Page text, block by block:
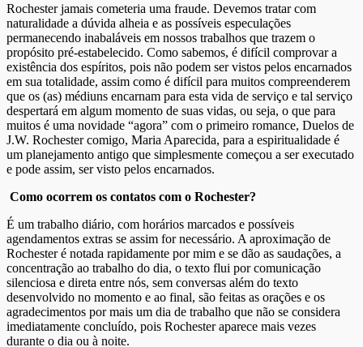
Rochester jamais cometeria uma fraude. Devemos tratar com
naturalidade a dúvida alheia e as possíveis especulações
permanecendo inabaláveis em nossos trabalhos que trazem o
propósito pré-estabelecido. Como sabemos, é difícil comprovar a
existência dos espíritos, pois não podem ser vistos pelos encarnados
em sua totalidade, assim como é difícil para muitos compreenderem
que os (as) médiuns encarnam para esta vida de serviço e tal serviço
despertará em algum momento de suas vidas, ou seja, o que para
muitos é uma novidade “agora” com o primeiro romance, Duelos de
J.W. Rochester comigo, Maria Aparecida, para a espiritualidade é
um planejamento antigo que simplesmente começou a ser executado
e pode assim, ser visto pelos encarnados.
Como ocorrem os contatos com o Rochester?
É um trabalho diário, com horários marcados e possíveis
agendamentos extras se assim for necessário. A aproximação de
Rochester é notada rapidamente por mim e se dão as saudações, a
concentração ao trabalho do dia, o texto flui por comunicação
silenciosa e direta entre nós, sem conversas além do texto
desenvolvido no momento e ao final, são feitas as orações e os
agradecimentos por mais um dia de trabalho que não se considera
imediatamente concluído, pois Rochester aparece mais vezes
durante o dia ou à noite.